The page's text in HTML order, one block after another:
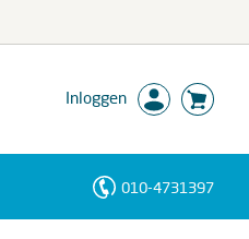
Inloggen
010-4731397